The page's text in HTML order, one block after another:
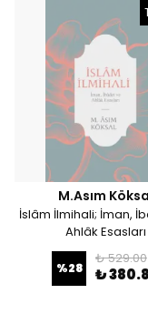
M.Asım
İslâm İlmihali; İman,
Ahlâk Esasları
%28
₺ 529.00
₺